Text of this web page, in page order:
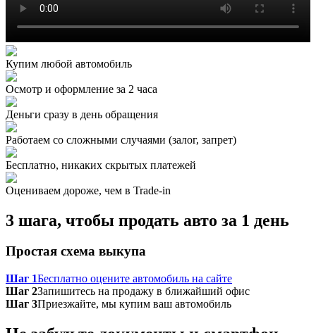
Купим любой автомобиль
Осмотр и оформление за 2 часа
Деньги сразу в день обращения
Работаем со сложными случаями (залог, запрет)
Бесплатно, никаких скрытых платежей
Оцениваем дороже, чем в Trade‑in
3 шага, чтобы продать авто за 1 день
Простая схема выкупа
Шаг 1Бесплатно оцените автомобиль на сайте
Шаг 2Запишитесь на продажу в ближайший офис
Шаг 3Приезжайте, мы купим ваш автомобиль